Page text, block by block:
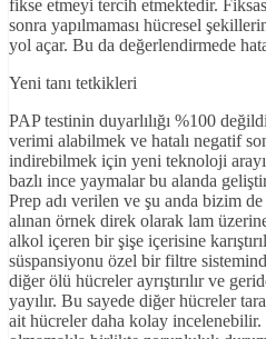
fikse etmeyi tercih etmektedir.
sonra yapılmaması hücresel
yol açar. Bu da değerlendirmede
Yeni tanı tetkikleri
PAP testinin duyarlılığı %100
verimi alabilmek ve hatalı negatif
indirebilmek için yeni teknoloji
bazlı ince yaymalar bu alanda
Prep adı verilen ve şu anda bizim
alınan örnek direk olarak lam
alkol içeren bir şişe içerisine
süspansiyonu özel bir filtre
diğer ölü hücreler ayrıştırılır ve
yayılır. Bu sayede diğer hücreler
ait hücreler daha kolay